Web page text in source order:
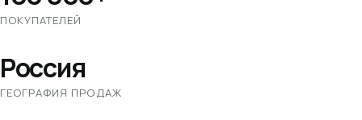
ПОКУПАТЕЛЕЙ
Россия
ГЕОГРАФИЯ ПРОДАЖ